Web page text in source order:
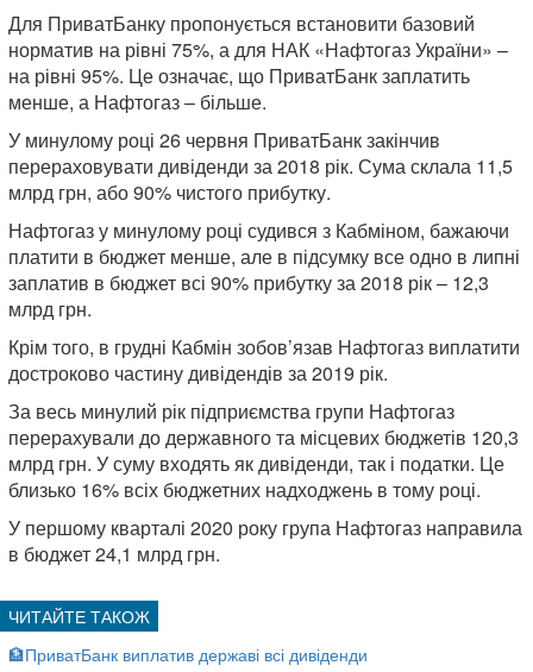
Для ПриватБанку пропонується встановити базовий
норматив на рівні 75%, а для НАК «Нафтогаз України» –
на рівні 95%. Це означає, що ПриватБанк заплатить
менше, а Нафтогаз – більше.
У минулому році 26 червня ПриватБанк закінчив
перераховувати дивіденди за 2018 рік. Сума склала 11,5
млрд грн, або 90% чистого прибутку.
Нафтогаз у минулому році судився з Кабміном, бажаючи
платити в бюджет менше, але в підсумку все одно в липні
заплатив в бюджет всі 90% прибутку за 2018 рік – 12,3
млрд грн.
Крім того, в грудні Кабмін зобов’язав Нафтогаз виплатити
достроково частину дивідендів за 2019 рік.
За весь минулий рік підприємства групи Нафтогаз
перерахували до державного та місцевих бюджетів 120,3
млрд грн. У суму входять як дивіденди, так і податки. Це
близько 16% всіх бюджетних надходжень в тому році.
У першому кварталі 2020 року група Нафтогаз направила
в бюджет 24,1 млрд грн.
🏦ПриватБанк виплатив державі всі дивіденди